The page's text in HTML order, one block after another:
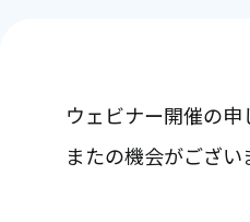
ウェビナー開催の申
またの機会がござい